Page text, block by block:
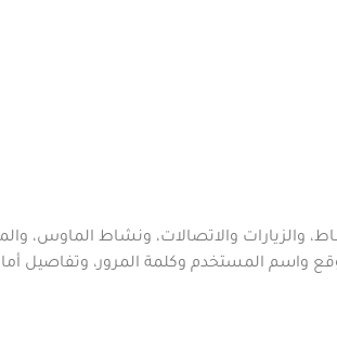
والزيارات والاتصالات، ونشاط الماوس،
واسم المستخدم وكلمة المرور، وتفاصيل